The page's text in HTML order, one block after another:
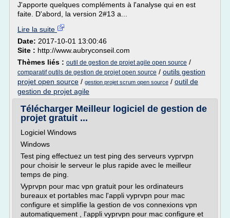
J'apporte quelques compléments à l'analyse qui en est
faite. D'abord, la version 2#13 a...
Lire la suite
Date: 2017-10-01 13:00:46
Site : http://www.aubryconseil.com
Thèmes liés : outil de gestion de projet agile open source /
comparatif outils de gestion de projet open source / outils gestion
projet open source / gestion projet scrum open source / outil de
gestion de projet agile
Télécharger Meilleur logiciel de gestion de
projet gratuit ...
Logiciel Windows
Windows
Test ping effectuez un test ping des serveurs vyprvpn
pour choisir le serveur le plus rapide avec le meilleur
temps de ping.
Vyprvpn pour mac vpn gratuit pour les ordinateurs
bureaux et portables mac l'appli vyprvpn pour mac
configure et simplifie la gestion de vos connexions vpn
automatiquement , l'appli vyprvpn pour mac configure et